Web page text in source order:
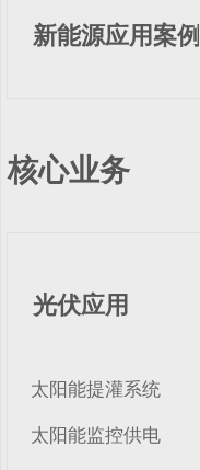
新能源应用案例
核心业务
光伏应用
太阳能提灌系统
太阳能监控供电